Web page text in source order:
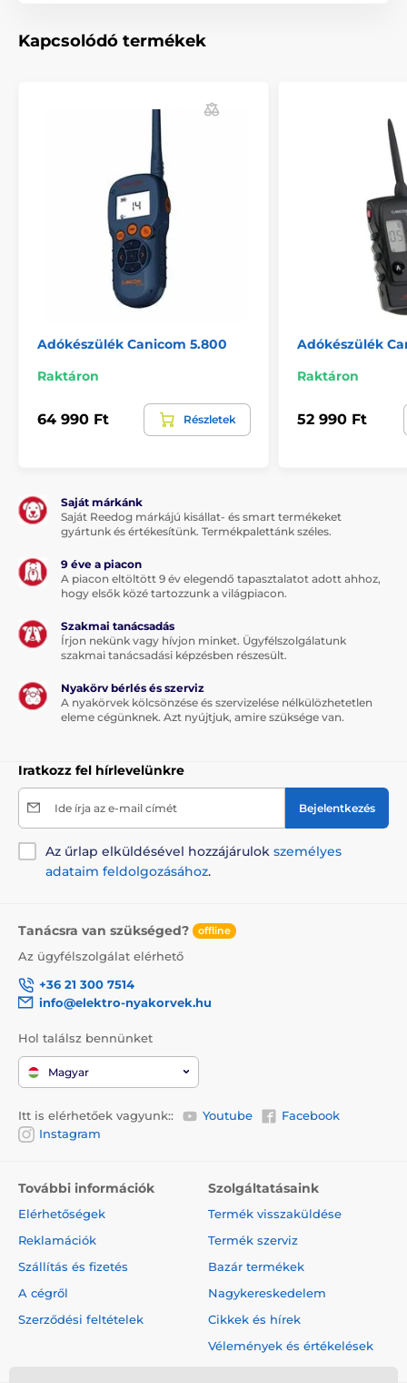
Tartozékok kiképző nyakörvek
Kapcsolódó termékek
Adókészülék Canicom 5.800
Raktáron
64 990 Ft Részletek
Adókészülék
Raktáron
52 990 Ft
Saját márkánk
Saját Reedog márkájú kisállat- és smart termékeket
gyártunk és értékesítünk. Termékpalettánk széles.
9 éve a piacon
A piacon eltöltött 9 év elegendő tapasztalatot adott ahhoz,
hogy elsők közé tartozzunk a világpiacon.
Szakmai tanácsadás
Írjon nekünk vagy hívjon minket. Ügyfélszolgálatunk
szakmai tanácsadási képzésben részesült.
Nyakörv bérlés és szerviz
A nyakörvek kölcsönzése és szervizelése nélkülözhetetlen
eleme cégünknek. Azt nyújtjuk, amire szüksége van.
Iratkozz fel hírlevelünkre
Ide írja az e-mail címét Bejelentkezés
Az űrlap elküldésével hozzájárulok személyes
adataim feldolgozásához.
Tanácsra van szükséged? offline
Az ügyfélszolgálat elérhető
+36 21 300 7514
info@elektro-nyakorvek.hu
Hol találsz bennünket
Magyar
Itt is elérhetőek vagyunk:: Youtube
Facebook
Instagram
További információk
Elérhetőségek
Reklamációk
Szállítás és fizetés
A cégről
Szerződési feltételek
Szolgáltatásaink
Termék visszaküldése
Termék szerviz
Bazár termékek
Nagykereskedelem
Cikkek és hírek
Vélemények és értékelések